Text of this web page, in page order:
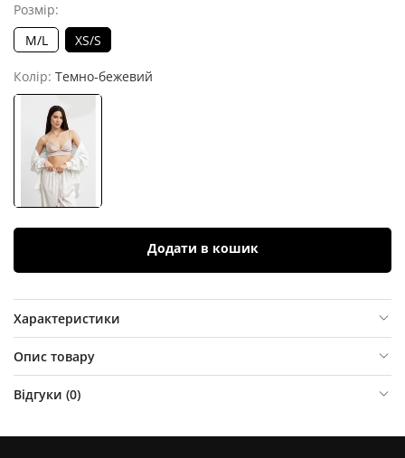
Розмір:
M/L
XS/S
Колір: Темно-бежевий
Додати в кошик
Характеристики
Опис товару
Відгуки (0)